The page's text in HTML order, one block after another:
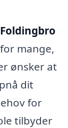
mange,
ønsker at
dit
for
tilbyder